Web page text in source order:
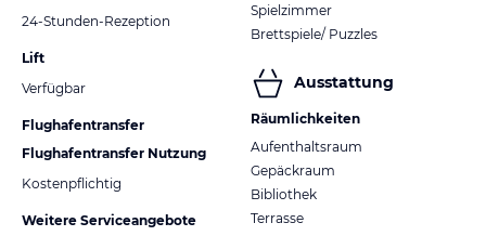
24-Stunden-Rezeption
Lift
Verfügbar
Flughafentransfer
Flughafentransfer Nutzung
Kostenpflichtig
Weitere Serviceangebote
Spielzimmer
Brettspiele/ Puzzles
Ausstattung
Räumlichkeiten
Aufenthaltsraum
Gepäckraum
Bibliothek
Terrasse